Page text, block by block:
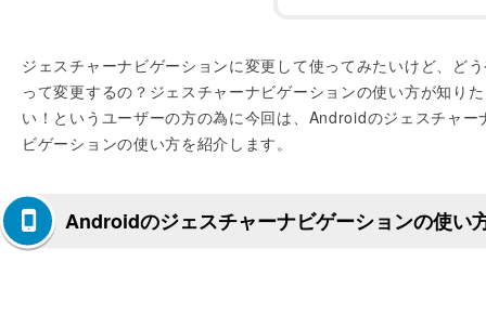
ジェスチャーナビゲーションに変更して使ってみたいけど、ど
って変更するの？ジェスチャーナビゲーションの使い方が知りた
い！というユーザーの方の為に今回は、Androidのジェスチャー
ビゲーションの使い方を紹介します。
Androidのジェスチャーナビゲーションの使い